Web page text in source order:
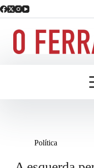
Saltar
ao
Política